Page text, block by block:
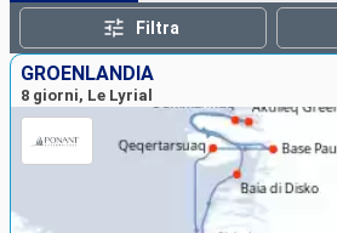
Le nostre destinazioni
Mesi di partenza
Porti
Ricerca
Filtra
GROENLANDIA
8 giorni, Le Lyrial